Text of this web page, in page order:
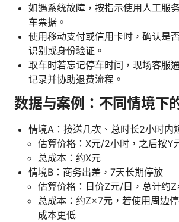
如遇系统故障，按指示使用人工服
车票据。
使用移动支付或信用卡时，确认是
识别或身份验证。
取车时若忘记停车时间，现场客服
记录并协助退费流程。
数据与案例：不同情境下
情境A：接送几次、总时长2小时内
估算价格：X元/2小时，之后按Y
总成本：约X元
情境B：商务出差，7天长期停放
估算价格：日价Z元/日，总计约
总成本：约Z×7元，若使用周边
成本更低